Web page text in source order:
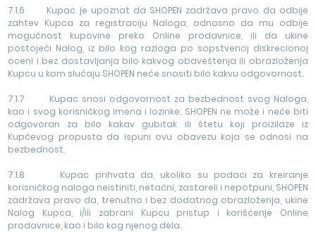
7.1.6 Kupac je upoznat da SHOPEN zadržava pravo da odbije
zahtev Kupca za registraciju Naloga, odnosno da mu odbije
mogućnost kupovine preko Online prodavnice, ili da ukine
postojeći Nalog, iz bilo kog razloga po sopstvenoj diskrecionoj
oceni i bez dostavljanja bilo kakvog obaveštenja ili obrazloženja
Kupcu u kom slučaju SHOPEN neće snositi bilo kakvu odgovornost.
7.1.7 Kupac snosi odgovornost za bezbednost svog Naloga,
kao i svog korisničkog imena i lozinke. SHOPEN ne može i neće biti
odgovoran za bilo kakav gubitak ili štetu koji proizilaze iz
Kupčevog propusta da ispuni ovu obavezu koja se odnosi na
bezbednost.
7.1.8 Kupac prihvata da, ukoliko su podaci za kreiranje
korisničkog naloga neistiniti, netačni, zastareli i nepotpuni, SHOPEN
zadržava pravo da, trenutno i bez dodatnog obrazloženja, ukine
Nalog Kupca, i/ili zabrani Kupcu pristup i korišćenje Online
prodavnice, kao i bilo kog njenog dela.